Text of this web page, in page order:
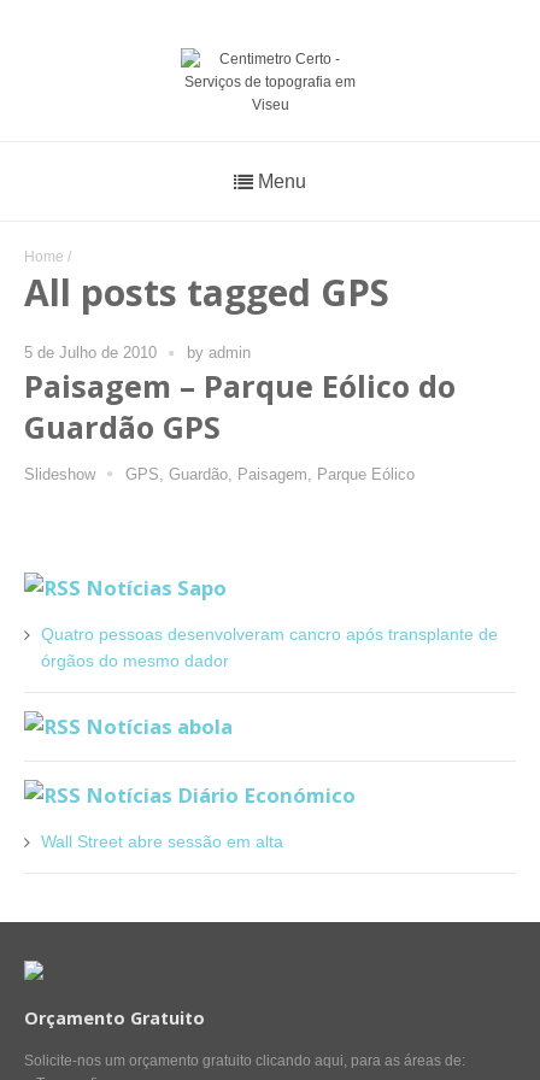
Menu
Home /
All posts tagged GPS
5 de Julho de 2010 by admin
Paisagem – Parque Eólico do
Guardão GPS
Slideshow GPS Guardão, Paisagem Parque Eólico
Notícias Sapo
Quatro pessoas desenvolveram cancro após transplante de
órgãos do mesmo dador
Notícias abola
Notícias Diário Económico
Wall Street abre sessão em alta
Orçamento Gratuito
Solicite-nos um orçamento gratuito clicando aqui, para as áreas de: